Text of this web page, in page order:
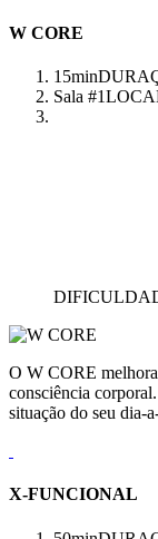
W CORE
15min
Sala #1
O W CORE
consciência
situação do seu dia-
X-FUNCIONAL